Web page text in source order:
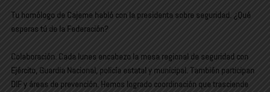
Tu homólogo de Cajeme habló con la presidenta sobre seguridad. ¿Qué
esperas tú de la Federación?
Colaboración. Cada lunes encabezo la mesa regional de seguridad con
Ejército, Guardia Nacional, policía estatal y municipal. También participan
DIF y áreas de prevención. Hemos logrado coordinación que trasciende